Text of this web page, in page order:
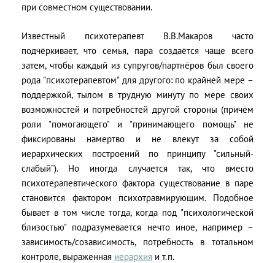
при совместном существовании.
Известный психотерапевт В.В.Макаров часто
подчёркивает, что семья, пара создаётся чаще всего
затем, чтобы каждый из супругов/партнёров был своего
рода "психотерапевтом" для другого: по крайней мере –
поддержкой, тылом в трудную минуту по мере своих
возможностей и потребностей другой стороны (причём
роли "помогающего" и "принимающего помощь" не
фиксированы намертво и не влекут за собой
иерархических построений по принципу "сильный-
слабый"). Но иногда случается так, что вместо
психотерапевтического фактора существование в паре
становится фактором психотравмирующим. Подобное
бывает в том числе тогда, когда под "психологической
близостью" подразумевается нечто иное, например –
зависимость/созависимость, потребность в тотальном
контроле, выраженная иерархия и т.п.